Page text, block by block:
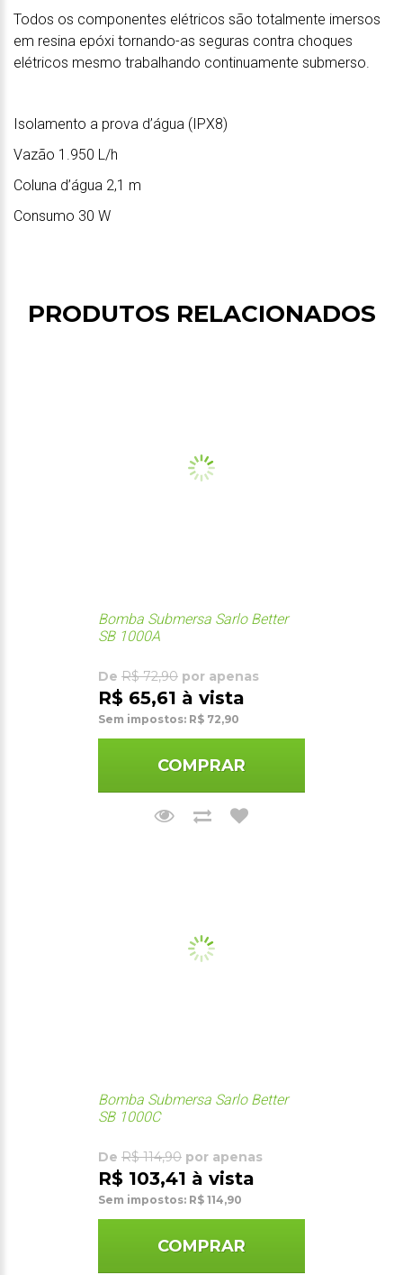
Todos os componentes elétricos são totalmente imersos
em resina epóxi tornando-as seguras contra choques
elétricos mesmo trabalhando continuamente submerso.
Isolamento a prova d’água (IPX8)
Vazão 1.950 L/h
Coluna d’água 2,1 m
Consumo 30 W
PRODUTOS RELACIONADOS
Bomba Submersa Sarlo Better
SB 1000A
De R$ 72,90 por apenas
R$ 65,61 à vista
Sem impostos: R$ 72,90
COMPRAR
Bomba Submersa Sarlo Better
SB 1000C
De R$ 114,90 por apenas
R$ 103,41 à vista
Sem impostos: R$ 114,90
COMPRAR